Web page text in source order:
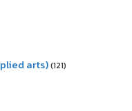
arts)(121)